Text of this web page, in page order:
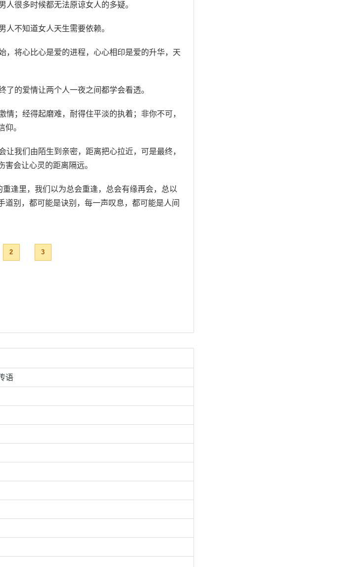
很多时候都无法原谅女人的多疑。
人不知道女人天生需要依赖。
，将心比心是爱的进程，心心相印是爱的升华，天
的爱情让两个人一夜之间都学会看透。
；经得起磨难，耐得住平淡的执着；非你不可，
仰。
我们由陌生到亲密，距离把心拉近，可是最终，
会让心灵的距离隔远。
逢里，我们以为总会重逢，总会有缘再会，总以
别，都可能是诀别，每一声叹息，都可能是人间
2 3
语